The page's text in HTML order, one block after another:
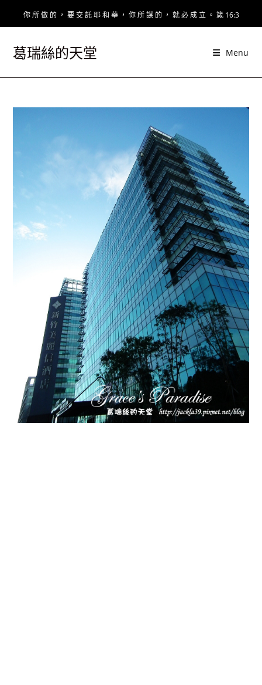
你 所 做 的 ， 要 交 託 耶 和 華 ， 你 所 謀 的 ， 就 必 成 立 。 箴 16:3
葛瑞絲的天堂 Menu